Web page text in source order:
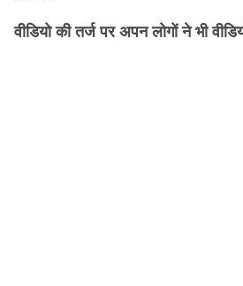
वीडियो की तर्ज पर अपन लोगों ने भी